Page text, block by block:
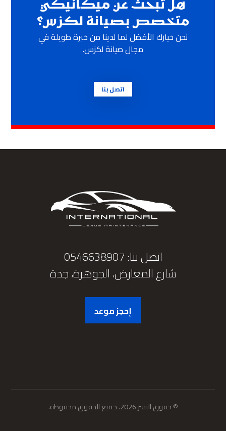
هل تبحث عن ميكانيكي
متخصص بصيانة لكزس؟
نحن خيارك الأفضل لما لدينا من خبرة طويلة في
مجال صيانة لكزس.
اتصل بنا
اتصل بنا: 0546638907
شارع المعارض، الجوهرة، جدة
إحجز موعد
© حقوق النشر 2026. جميع الحقوق محفوظة.